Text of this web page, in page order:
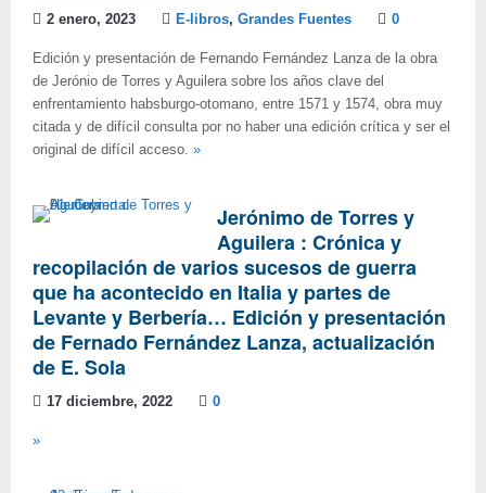
2 enero, 2023 E-libros, Grandes Fuentes 0
Edición y presentación de Fernando Fernández Lanza de la obra
de Jerónio de Torres y Aguilera sobre los años clave del
enfrentamiento habsburgo-otomano, entre 1571 y 1574, obra muy
citada y de difícil consulta por no haber una edición crítica y ser el
original de difícil acceso. »
Jerónimo de Torres y
Aguilera : Crónica y
recopilación de varios sucesos de guerra
que ha acontecido en Italia y partes de
Levante y Berbería… Edición y presentación
de Fernado Fernández Lanza, actualización
de E. Sola
17 diciembre, 2022 0
»